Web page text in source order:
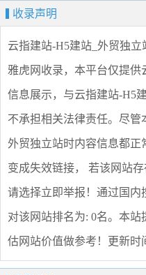
收录声明
云指建站-H5建站_外贸独立
雅虎网收录，本平台仅提供
信息展示，与云指建站-H5
不承担相关法律责任。尽管
外贸独立站时内容信息都正
变成失效链接， 若该网站
请选择立即举报 ！通过国内
对该网站排名为: 0名。本
估网站价值做参考！ 更新时